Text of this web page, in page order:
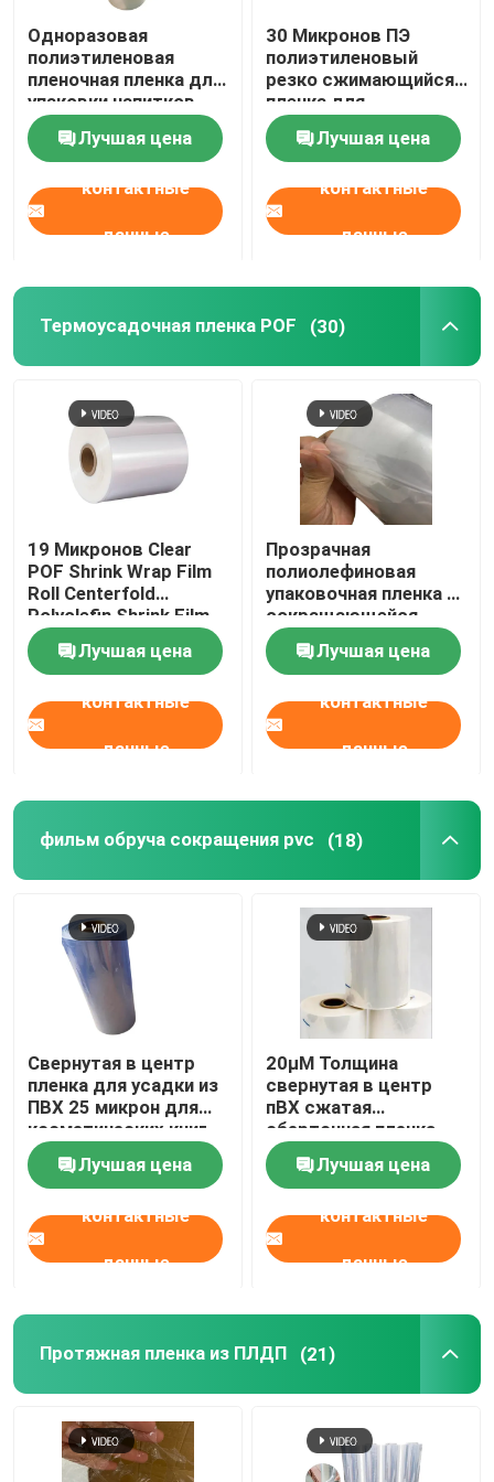
Картонные мешки
Поли сумки доставки отправителя
Стиральный контейнер
Бумага с встроенными семенами
Одноразовая
полиэтиленовая
пленочная пленка для
упаковки напитков
толщиной 25μM
Лучшая цена
контактные
данные
30 Микронов ПЭ
полиэтиленовый
резко сжимающийся
пленка для
обертывания для
пищевых напитков
Лучшая цена
контактные
данные
Термоусадочная пленка POF (30)
19 Микронов Clear
POF Shrink Wrap Film
Roll Centerfold
Polyolefin Shrink Film
(Прозрачная
полиолефиновая
фильтрация для
сжатия)
Лучшая цена
контактные
данные
Прозрачная
полиолефиновая
упаковочная пленка с
сокращающейся
пленкой с
центральным
складом
Лучшая цена
контактные
данные
фильм обруча сокращения pvc (18)
Свернутая в центр
пленка для усадки из
ПВХ 25 микрон для
косметических книг
Лучшая цена
контактные
данные
20μM Толщина
свернутая в центр
пВХ сжатая
оберточная пленка
для подарочных
корзинЛучшая цена
контактные
данные
Протяжная пленка из ПЛДП (21)